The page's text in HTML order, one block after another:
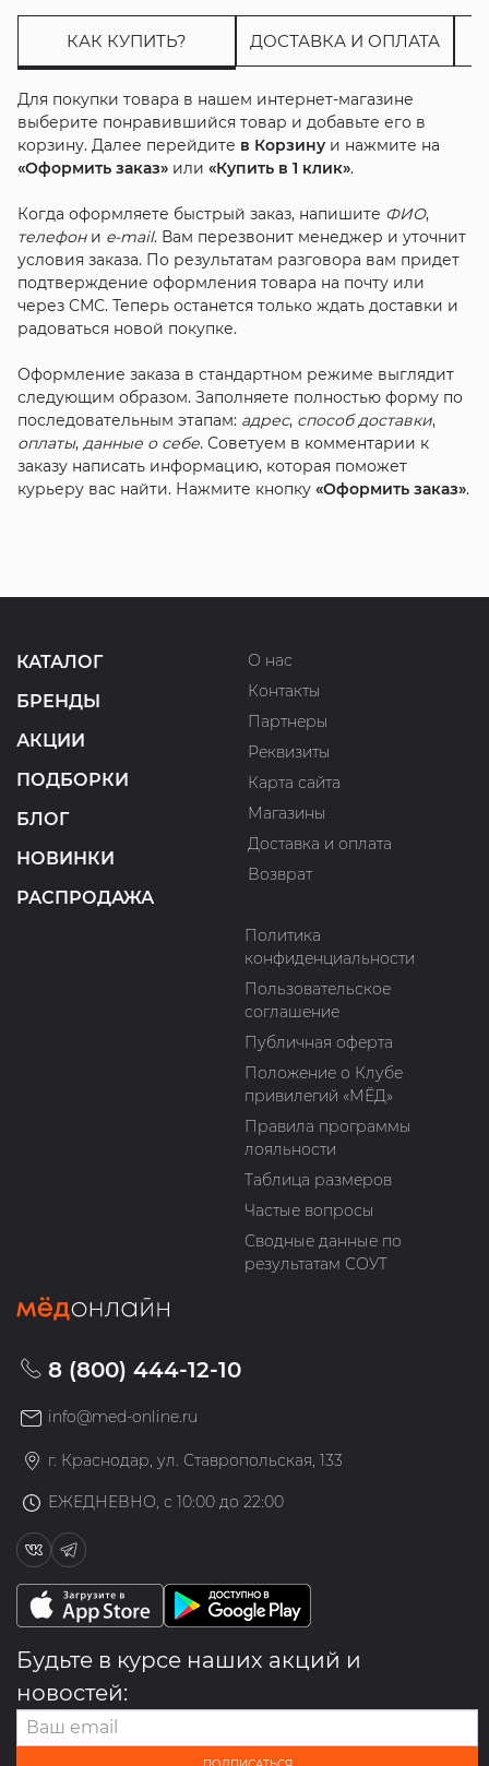
КАК КУПИТЬ? ДОСТАВКА И ОПЛАТА
Для покупки товара в нашем интернет-магазине
выберите понравившийся товар и добавьте его в
корзину. Далее перейдите в Корзинуи нажмите на
«Оформить заказ»или «Купить в 1 клик».
Когда оформляете быстрый заказ, напишите ФИО,
телефони e-mail. Вам перезвонит менеджер и уточнит
условия заказа. По результатам разговора вам придет
подтверждение оформления товара на почту или
через СМС. Теперь останется только ждать доставки и
радоваться новой покупке.
Оформление заказа в стандартном режиме выглядит
следующим образом. Заполняете полностью форму по
последовательным этапам: адрес, способ доставки,
оплаты, данные о себе. Советуем в комментарии к
заказу написать информацию, которая поможет
курьеру вас найти. Нажмите кнопку «Оформить заказ».
КАТАЛОГ
БРЕНДЫ
АКЦИИ
ПОДБОРКИ
БЛОГ
НОВИНКИ
РАСПРОДАЖА
О нас
Контакты
Партнеры
Реквизиты
Карта сайта
Магазины
Доставка и оплата
Возврат
Политика
конфиденциальности
Пользовательское
соглашение
Публичная оферта
Положение о Клубе
привилегий «МЁД»
Правила программы
лояльности
Таблица размеров
Частые вопросы
Сводные данные по
результатам СОУТ
8 (800) 444-12-10
info@med-online.ru
г. Краснодар, ул. Ставропольская, 133
ЕЖЕДНЕВНО, с 10:00 до 22:00
Будьте в курсе наших акций и
новостей: